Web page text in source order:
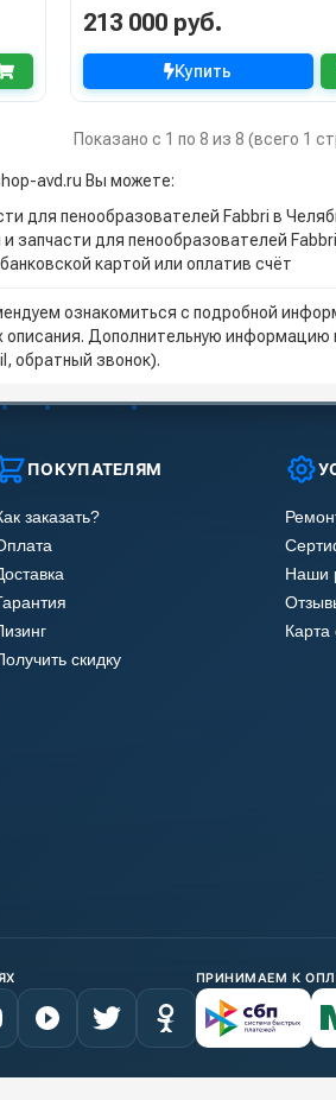
213 000 руб.
Купить
Показано с 1 по 8 из 8 (всего 1
avd.ru Вы можете:
для пенообразователей Fabbri в
запчасти для пенообразователей
картой или оплатив счёт
ознакомиться с подробной
Дополнительную информацию
обратный звонок).
ПОКУПАТЕЛЯМ
заказать?
скидку
Наши
Карта
ПРИНИМАЕМ К